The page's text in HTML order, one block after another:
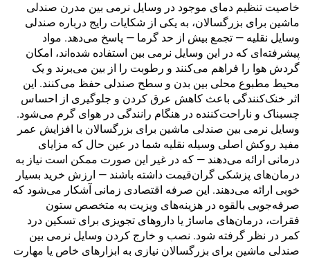
خاصیت تنظیم دمای موجود در وسایل نرمی بین مدرن صندلی
ماشین برای بزرگسالان، به یکی از شکایات رایج درباره صندلی
وسایل نقلیه — تجمع بیش از حد گرما — پاسخ می‌دهد. مواد
پیشرفته‌ای که در این وسایل نرمی بین استفاده شده‌اند، امکان
گردش هوا را فراهم می‌کنند و رطوبت را از بین می‌برند و یک
محیط مطبوع محلی بین بدن و سطح صندلی حفظ می‌کنند. این
اثر خنک‌کنندگی باعث کاهش عرق کردن و جلوگیری از احساس
چسبناک و ناراحت‌کننده در هنگام رانندگی در هوای گرم می‌شود.
وسایل نرمی بین صندلی ماشین برای بزرگسالان با افزایش عمر
مفید روکش اصلی وسیله نقلیه شما در عین حال که مزایای
درمانی ارائه می‌دهند — که در غیر این صورت ممکن است نیاز به
درمان‌های پزشکی گران‌قیمت داشته باشند — ارزش خرید بسیار
خوبی ارائه می‌دهند. این صرفه اقتصادی زمانی آشکار می‌شود که
صرفه‌جویی بالقوه در هزینه‌های ویزیت به متخصص ستون
فقرات، درمان‌های ماساژ یا داروهای تجویزی برای تسکین درد
کمر در نظر گرفته شود. نصب و خارج کردن وسایل نرمی بین
صندلی ماشین برای بزرگسالان نیازی به ابزارهای خاص یا مهارت